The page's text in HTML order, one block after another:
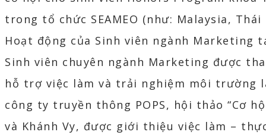
trong tổ chức SEAMEO (như: Malaysia,
Hoạt động của Sinh viên ngành Marketing
Sinh viên chuyên ngành Marketing được
hỗ trợ việc làm và trải nghiệm môi trường
công ty truyền thông POPS, hội thảo “Cơ
và Khánh Vy, được giới thiệu việc làm –